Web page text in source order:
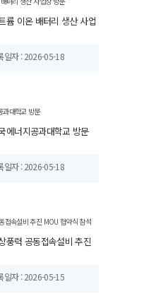
륨 이온 배터리 생산 사업
일자 : 2026-05-18
에너지공과대학교 방문
일자 : 2026-05-18
풍력 공동접속설비 추진
일자 : 2026-05-15